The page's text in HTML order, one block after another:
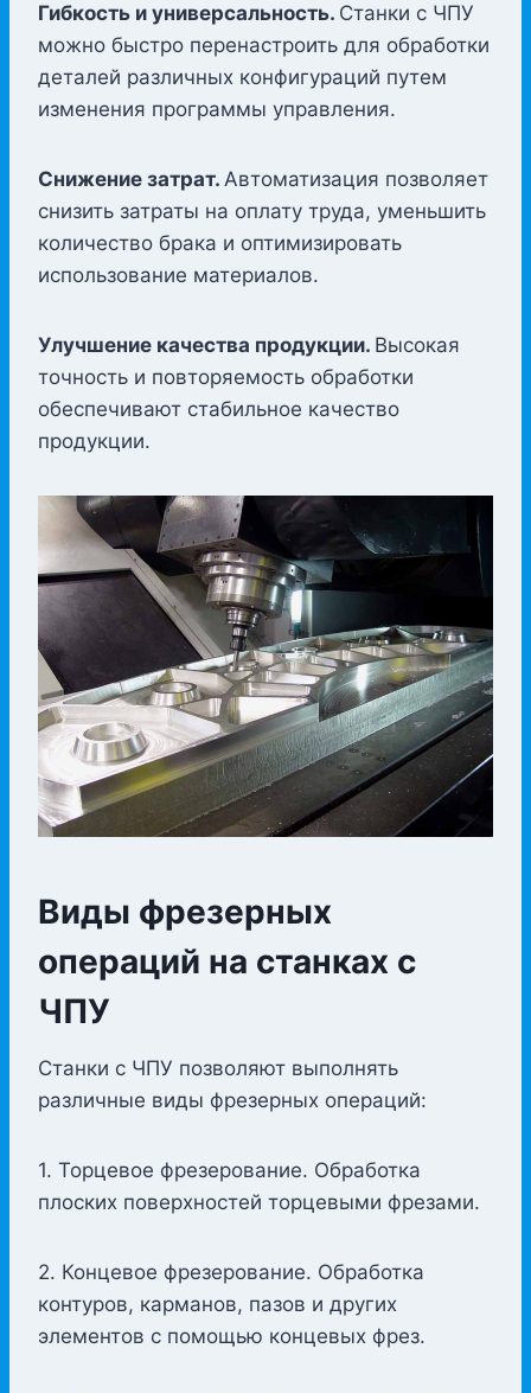
Гибкость и универсальность. Станки с ЧПУ
можно быстро перенастроить для обработки
деталей различных конфигураций путем
изменения программы управления.
Снижение затрат. Автоматизация позволяет
снизить затраты на оплату труда, уменьшить
количество брака и оптимизировать
использование материалов.
Улучшение качества продукции. Высокая
точность и повторяемость обработки
обеспечивают стабильное качество
продукции.
Виды фрезерных
операций на станках с
ЧПУ
Станки с ЧПУ позволяют выполнять
различные виды фрезерных операций:
1. Торцевое фрезерование. Обработка
плоских поверхностей торцевыми фрезами.
2. Концевое фрезерование. Обработка
контуров, карманов, пазов и других
элементов с помощью концевых фрез.